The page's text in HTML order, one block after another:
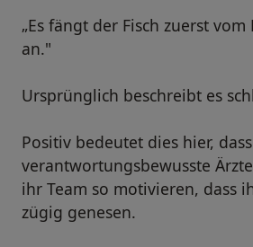
„Es fängt der Fisch zuerst
an."
Ursprünglich beschreibt es
Positiv bedeutet dies hier, dass
verantwortungsbewusste Ärzte
ihr Team so motivieren, dass
zügig genesen.